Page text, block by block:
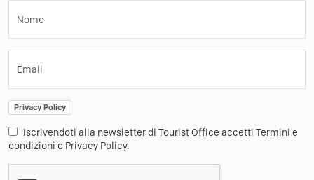
Nome
Email
Privacy Policy
Iscrivendoti alla newsletter di Tourist Office accetti Termini e
condizioni e Privacy Policy.